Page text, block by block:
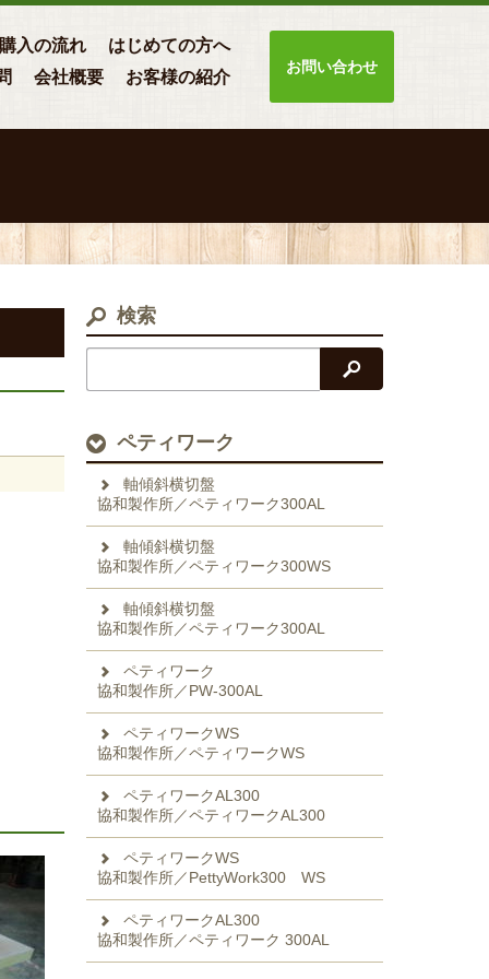
購入の流れ
はじめての方へ
会社概要 お客様の紹介
お問い合わせ
検索
検索
ペティワーク
軸傾斜横切盤
協和製作所／ペティワーク300AL
軸傾斜横切盤
協和製作所／ペティワーク300WS
軸傾斜横切盤
協和製作所／ペティワーク300AL
ペティワーク
協和製作所／PW-300AL
ペティワークWS
協和製作所／ペティワークWS
ペティワークAL300
協和製作所／ペティワークAL300
ペティワークWS
協和製作所／PettyWork300 WS
ペティワークAL300
協和製作所／ペティワーク 300AL